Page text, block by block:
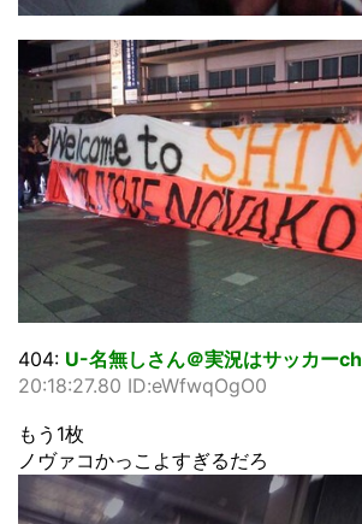
404: U-名無しさん＠実況はサッカーch
20:18:27.80 ID:eWfwqOgO0
もう1枚
ノヴァコかっこよすぎるだろ